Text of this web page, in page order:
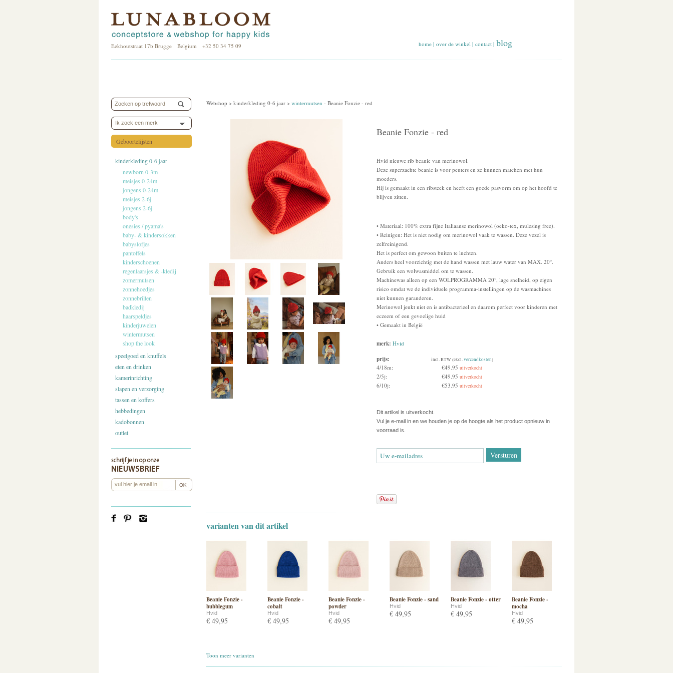
Eekhoutstraat 17b Brugge Belgium +32 50 34 75 09 home | over de winkel | contact | blog
Ik zoek een merk
Geboortelijsten
kinderkleding 0-6 jaar
newborn 0-3m
meisjes 0-24m
jongens 0-24m
meisjes 2-6j
jongens 2-6j
body's
onesies / pyama's
baby- & kindersokken
babyslofjes
pantoffels
kinderschoenen
regenlaarsjes & -kledij
zomermutsen
zonnehoedjes
zonnebrillen
badkledij
haarspeldjes
kinderjuwelen
wintermutsen
shop the look
speelgoed en knuffels
eten en drinken
kamerinrichting
slapen en verzorging
tassen en koffers
hebbedingen
kadobonnen
outlet
Webshop > kinderkleding 0-6 jaar > wintermutsen - Beanie Fonzie - red
Beanie Fonzie - red
Hvid nieuwe rib beanie van merinowol.
Deze superzachte beanie is voor peuters en ze kunnen matchen met hun
moeders.
Hij is gemaakt in een ribsteek en heeft een goede pasvorm om op het hoofd te
blijven zitten.
• Materiaal: 100% extra fijne Italiaanse merinowol (oeko-tex, mulesing free).
• Reinigen: Het is niet nodig om merinowol vaak te wassen. Deze vezel is
zelfreinigend.
Het is perfect om gewoon buiten te luchten.
Anders heel voorzichtig met de hand wassen met lauw water van MAX. 20°.
Gebruik een wolwasmiddel om te wassen.
Machinewas alleen op een WOLPROGRAMMA 20°, lage snelheid, op eigen
risico omdat we de individuele programma-instellingen op de wasmachines
niet kunnen garanderen.
Merinowol jeukt niet en is antibacterieel en daarom perfect voor kinderen met
eczeem of een gevoelige huid
• Gemaakt in België
merk: Hvid
prijs: incl. BTW (excl.verzendkosten)
4/18m: €49.95 uitverkocht
2/5j: €49.95 uitverkocht
6/10j: €53.95 uitverkocht
Dit artikel is uitverkocht.
Vul je e-mail in en we houden je op de hoogte als het product opnieuw in
voorraad is.
varianten van dit artikel
Beanie Fonzie -
bubblegum
Hvid
€ 49,95
Beanie Fonzie -
cobalt
Hvid
€ 49,95
Beanie Fonzie -
powder
Hvid
€ 49,95
Beanie Fonzie - sand
Hvid
€ 49,95
Beanie Fonzie - otter
Hvid
€ 49,95
Beanie Fonzie -
mocha
Hvid
€ 49,95
Toon meer varianten